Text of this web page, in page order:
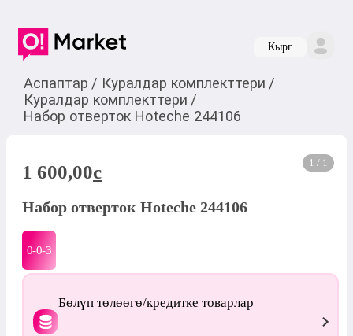
Кырг
Аспаптар / Куралдар комплекттери /
Куралдар комплекттери /
Набор отверток Hoteche 244106
1 / 1
1 600,00c
Набор отверток Hoteche 244106
0-0-3
Бөлүп төлөөгө/кредитке товарлар